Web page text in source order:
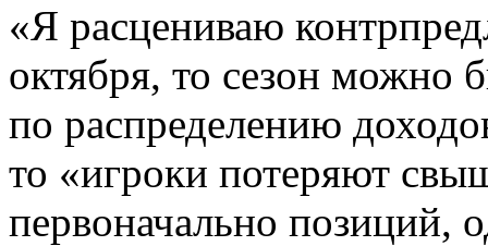
«Я расцениваю
октября, то сезон можно
по распределению
то «игроки потеряют
первоначально позиций,